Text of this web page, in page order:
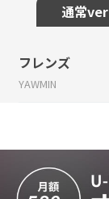
通常ver
フレンズ
YAWMIN